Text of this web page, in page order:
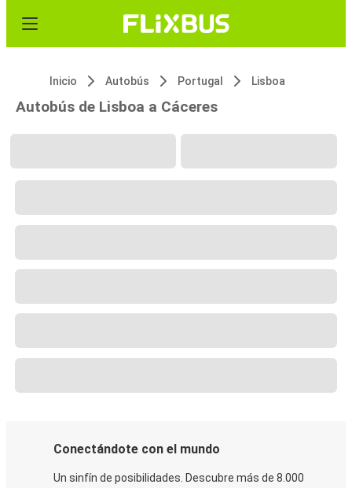
Inicio Autobús Portugal Lisboa
Autobús de Lisboa a Cáceres
Conectándote con el mundo
Un sinfín de posibilidades. Descubre más de 8.000